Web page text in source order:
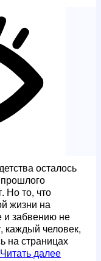
осталось
Но то, что
жизни на
и забвению не
каждый человек,
на страницах
Читать далее